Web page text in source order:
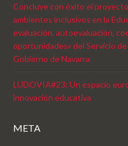
Concluye con éxito el
ambientes inclusivos en la
evaluación, autoevaluación,
oportunidades» del Servicio
Gobierno de Navarra
LUDOVIA#23: Un espacio
innovación educativa
META